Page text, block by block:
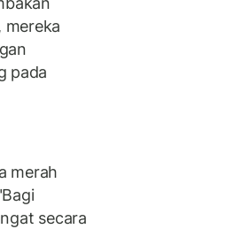
mereka
pada
merah
secara